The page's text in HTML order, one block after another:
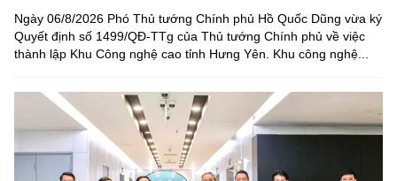
Ngày 06/8/2026 Phó Thủ tướng Chính phủ Hồ Quốc Dũng vừa ký
Quyết định số 1499/QĐ-TTg của Thủ tướng Chính phủ về việc
thành lập Khu Công nghệ cao tỉnh Hưng Yên. Khu công nghệ...